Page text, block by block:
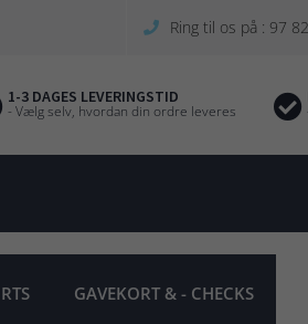
Ring til os på : 97
1-3 DAGES LEVERINGSTID
- Vælg selv, hvordan din ordre leveres
GAVEKORT & - CHECKS